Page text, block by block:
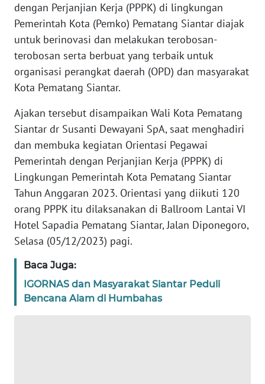
dengan Perjanjian Kerja (PPPK) di lingkungan
Pemerintah Kota (Pemko) Pematang Siantar diajak
untuk berinovasi dan melakukan terobosan-
terobosan serta berbuat yang terbaik untuk
organisasi perangkat daerah (OPD) dan masyarakat
Kota Pematang Siantar.
Ajakan tersebut disampaikan Wali Kota Pematang
Siantar dr Susanti Dewayani SpA, saat menghadiri
dan membuka kegiatan Orientasi Pegawai
Pemerintah dengan Perjanjian Kerja (PPPK) di
Lingkungan Pemerintah Kota Pematang Siantar
Tahun Anggaran 2023. Orientasi yang diikuti 120
orang PPPK itu dilaksanakan di Ballroom Lantai VI
Hotel Sapadia Pematang Siantar, Jalan Diponegoro,
Selasa (05/12/2023) pagi.
Baca Juga:
IGORNAS dan Masyarakat Siantar Peduli
Bencana Alam di Humbahas
REDAKSI
KARIR
DISCLAIMER
News
Regional
SUMUT
WN
JAKARTA
WN
WN
BANTEN